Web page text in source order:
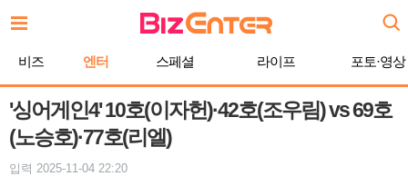
문
비즈 엔터 스페셜 라이프 포토·영상
'싱어게인4' 10호(이자헌)·42호(조우림) vs 69호
(노승호)·77호(리엘)
입력 2025-11-04 22:20